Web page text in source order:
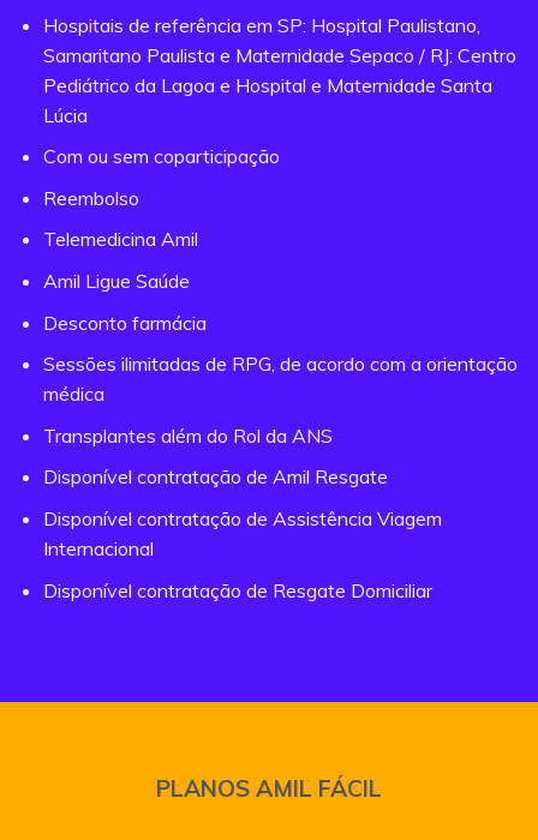
Hospitais de referência em SP: Hospital Paulistano,
Samaritano Paulista e Maternidade Sepaco / RJ: Centro
Pediátrico da Lagoa e Hospital e Maternidade Santa
Lúcia
Com ou sem coparticipação
Reembolso
Telemedicina Amil
Amil Ligue Saúde
Desconto farmácia
Sessões ilimitadas de RPG, de acordo com a orientação
médica
Transplantes além do Rol da ANS
Disponível contratação de Amil Resgate
Disponível contratação de Assistência Viagem
Internacional
Disponível contratação de Resgate Domiciliar
PLANOS AMIL FÁCIL